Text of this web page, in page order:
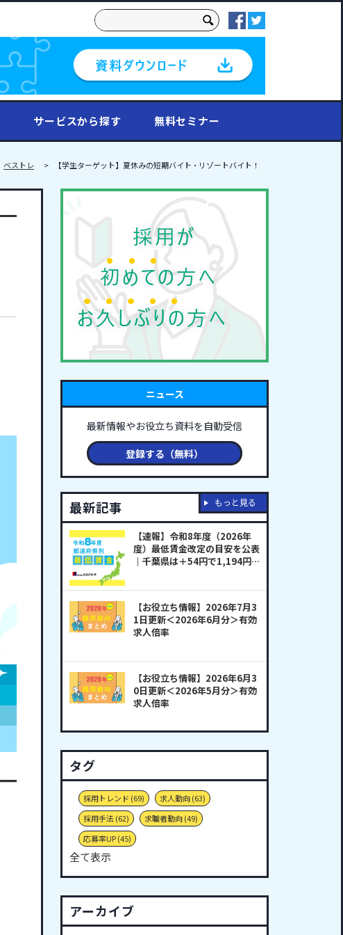
これは、自動候補機能付きの検索フィールドです
サービスから探す 無料セミナー
ベストレ 【学生ターゲット】夏休みの短期バイト・リゾートバイト！
ニュース
最新情報やお役立ち資料を自動受信
登録する（無料）
最新記事
【速報】令和8年度（2026年
度）最低賃金改定の目安を公表
｜千葉県は＋54円で1,194円
【お役立ち情報】2026年7月3
1日更新＜2026年6月分＞有効
求人倍率
【お役立ち情報】2026年6月3
0日更新＜2026年5月分＞有効
求人倍率
もっと見る
タグ
採用トレンド (69) 求人動向(63)
採用手法(62) 求職者動向(49)
応募率UP(45)
全て表示
アーカイブ